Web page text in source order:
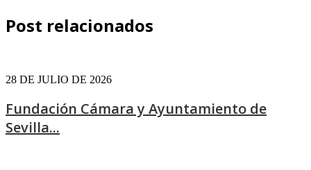
Post relacionados
28 DE JULIO DE 2026
Fundación Cámara y Ayuntamiento de
Sevilla...